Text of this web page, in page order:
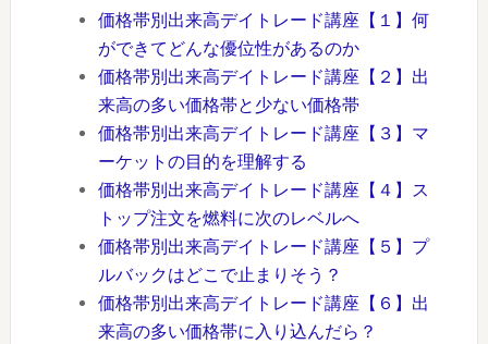
価格帯別出来高デイトレード講座【１】何
ができてどんな優位性があるのか
価格帯別出来高デイトレード講座【２】出
来高の多い価格帯と少ない価格帯
価格帯別出来高デイトレード講座【３】マ
ーケットの目的を理解する
価格帯別出来高デイトレード講座【４】ス
トップ注文を燃料に次のレベルへ
価格帯別出来高デイトレード講座【５】プ
ルバックはどこで止まりそう？
価格帯別出来高デイトレード講座【６】出
来高の多い価格帯に入り込んだら？